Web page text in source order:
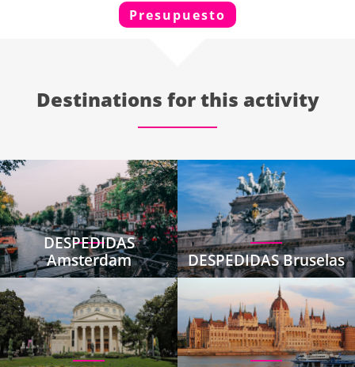
Presupuesto
Destinations for this activity
DESPEDIDAS
Amsterdam
DESPEDIDAS Bruselas